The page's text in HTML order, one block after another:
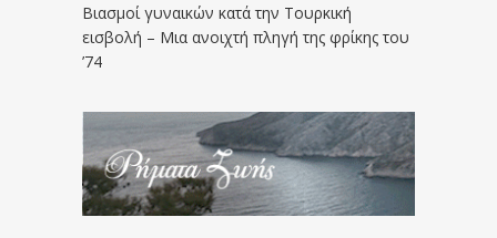
Βιασμοί γυναικών κατά την Τουρκική
εισβολή – Μια ανοιχτή πληγή της φρίκης του
’74